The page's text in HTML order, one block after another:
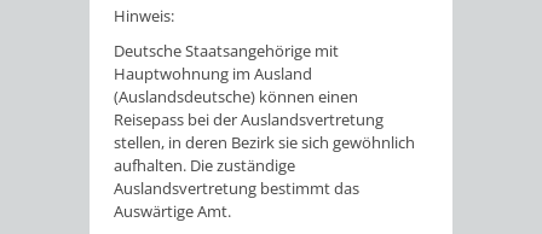
Hinweis:
Deutsche Staatsangehörige mit
Hauptwohnung im Ausland
(Auslandsdeutsche) können einen
Reisepass bei der Auslandsvertretung
stellen, in deren Bezirk sie sich gewöhnlich
aufhalten. Die zuständige
Auslandsvertretung bestimmt das
Auswärtige Amt.